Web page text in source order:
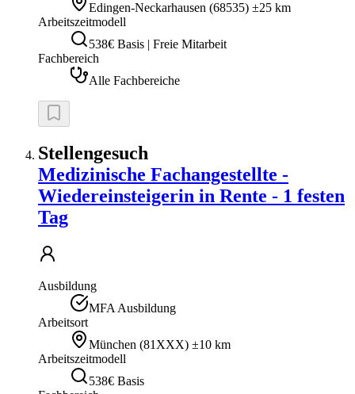
Edingen-Neckarhausen (68535) ±25 km
Arbeitszeitmodell
538€ Basis | Freie Mitarbeit
Fachbereich
Alle Fachbereiche
Stellengesuch
Medizinische Fachangestellte -
Wiedereinsteigerin in Rente - 1 festen
Tag
Ausbildung
MFA Ausbildung
Arbeitsort
München (81XXX) ±10 km
Arbeitszeitmodell
538€ Basis